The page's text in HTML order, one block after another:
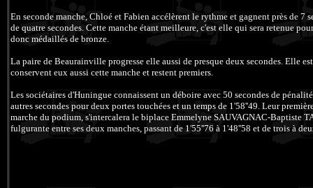
En seconde manche, Chloé et Fabien accélèrent le rythme et gagnent près de 7
de quatre secondes. Cette manche étant meilleure, c'est elle qui sera retenue
donc médaillés de bronze.
La paire de Beaurainville progresse elle aussi de presque deux secondes. Elle
conservent eux aussi cette manche et restent premiers.
Les sociétaires d'Huningue connaissent un déboire avec 50 secondes de
autres secondes pour deux portes touchées et un temps de 1'58''49. Leur
marche du podium, s'intercalera le biplace Emmelyne SAUVAGNAC-Baptiste
fulgurante entre ses deux manches, passant de 1'55''76 à 1'48''58 et de trois à